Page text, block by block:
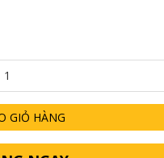
GIỎ HÀNG